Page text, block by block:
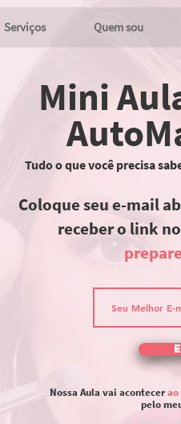
Serviços Quem sou
Mini
Tudo o que você precisa
Coloque seu e-mail
receber o link
Nossa Aula vai acontecer
pelo